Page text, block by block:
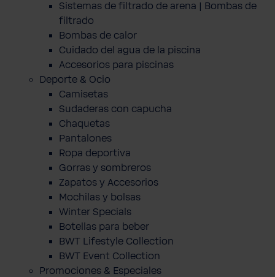
Sistemas de filtrado de arena | Bombas de
filtrado
Bombas de calor
Cuidado del agua de la piscina
Accesorios para piscinas
Deporte & Ocio
Camisetas
Sudaderas con capucha
Chaquetas
Pantalones
Ropa deportiva
Gorras y sombreros
Zapatos y Accesorios
Mochilas y bolsas
Winter Specials
Botellas para beber
BWT Lifestyle Collection
BWT Event Collection
Promociones & Especiales